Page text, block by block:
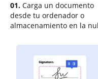
01. Carga un documento
desde tu ordenador o
almacenamiento en la